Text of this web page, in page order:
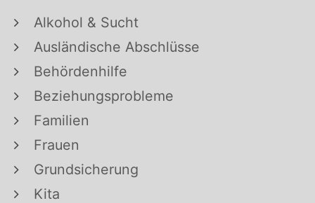
Alkohol & Sucht
Ausländische Abschlüsse
Behördenhilfe
Beziehungsprobleme
Familien
Frauen
Grundsicherung
Kita